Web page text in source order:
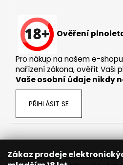
Zákaz prodeje
Ověření
Pro nákup na našem e-
nařízení zákona, ověřit Vaši
Vaše osobní údaje nikdy
PŘIHLÁSIT SE
Reklamace Obchodní